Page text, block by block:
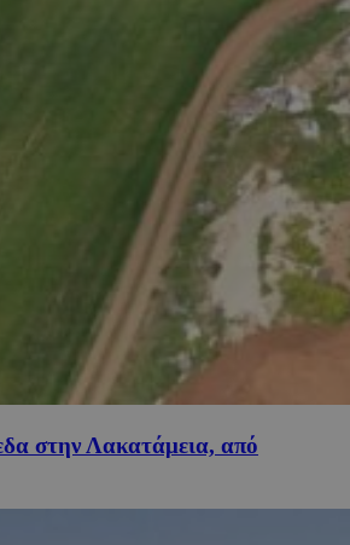
στην Λακατάμεια, από